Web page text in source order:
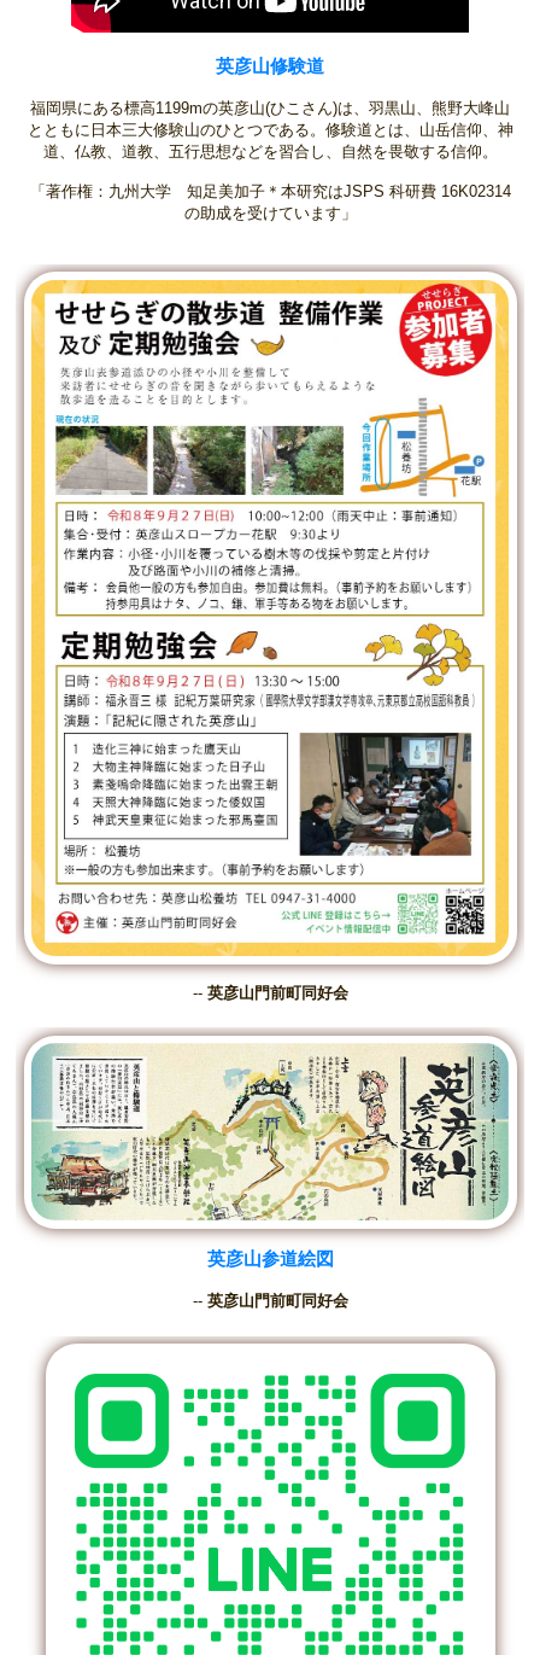
英彦山修験道
福岡県にある標高1199mの英彦山(ひこさん)は、羽黒山、熊野大峰山
とともに日本三大修験山のひとつである。修験道とは、山岳信仰、神
道、仏教、道教、五行思想などを習合し、自然を畏敬する信仰。
「著作権：九州大学 知足美加子＊本研究はJSPS 科研費 16K02314
の助成を受けています」
-- 英彦山門前町同好会
英彦山参道絵図
-- 英彦山門前町同好会